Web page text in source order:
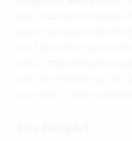
einer natürlichen
einem Verhalten
uns Menschen wie ein
wirkt. Möglicherweise
auch das ist nicht